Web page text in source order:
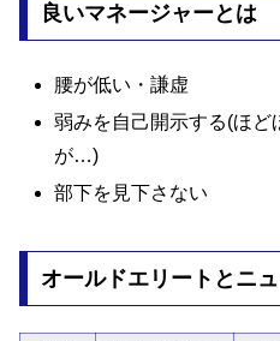
良いマネージャーとは
腰が低い・謙虚
弱みを自己開示する(ほど
が…)
部下を見下さない
オールドエリートとニ